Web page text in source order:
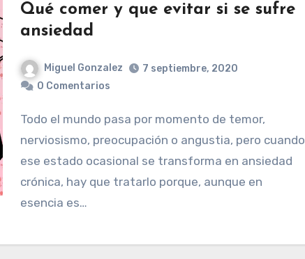
Qué comer y que evitar si se sufre
ansiedad
Miguel Gonzalez
7 septiembre, 2020
0 Comentarios
Todo el mundo pasa por momento de temor,
nerviosismo, preocupación o angustia, pero cuando
ese estado ocasional se transforma en ansiedad
crónica, hay que tratarlo porque, aunque en
esencia es…